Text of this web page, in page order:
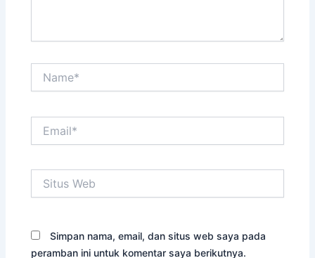
Web
Simpan nama, email, dan situs web saya pada
peramban ini untuk komentar saya berikutnya.